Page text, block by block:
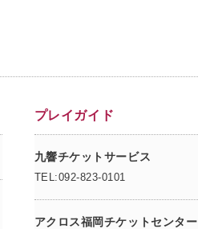
プレイガイド
九響チケットサービス
TEL:092-823-0101
アクロス福岡チケットセンター